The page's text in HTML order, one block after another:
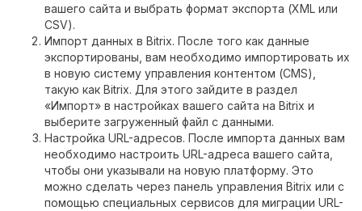
вашего сайта и выбрать формат экспорта (XML или
CSV).
Импорт данных в Bitrix. После того как данные
экспортированы, вам необходимо импортировать их
в новую систему управления контентом (CMS),
такую как Bitrix. Для этого зайдите в раздел
«Импорт» в настройках вашего сайта на Bitrix и
выберите загруженный файл с данными.
Настройка URL-адресов. После импорта данных вам
необходимо настроить URL-адреса вашего сайта,
чтобы они указывали на новую платформу. Это
можно сделать через панель управления Bitrix или с
помощью специальных сервисов для миграции URL-